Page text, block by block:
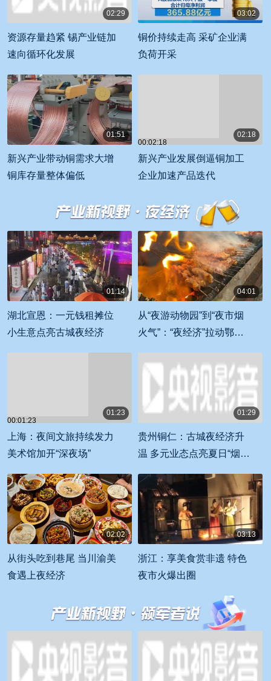
02:29
资源存量趋紧 锡产业链加
速向循环化发展
03:02
铜价持续走高 采矿企业满
负荷开采
01:51
新兴产业带动铜需求大增
铜库存量整体偏低
00:02:18
02:18
新兴产业发展倒逼铜加工
企业加速产品迭代
01:14
湖北宣恩：一元钱租摊位
小生意点亮古城夜经济
04:01
从“夜游动物园”到“夜市烟
火气”：“夜经济”拉动鄂尔
00:01:23
01:23
上海：夜间文旅持续发力
美术馆加开“深夜场”
01:29
贵州铜仁：古城夜经济升
温 多元业态点亮夏日“烟火
02:02
从街头吃到巷尾 当川渝美
食遇上夜经济
03:13
浙江：享美食赏非遗 特色
夜市火爆出圈